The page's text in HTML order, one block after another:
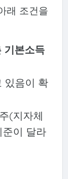
래 조건을
기본소득
있음이 확
(지자체
이 달라